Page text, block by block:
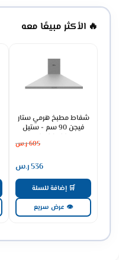
🔥 الأكثر مبيعًا معه
شفاط مطبخ هرمي ستار
فيجن 90 سم - ستيل
SV90PSS
605ر.س
536ر.س
🛒 إضافة للسلة
👁 عرض سريع